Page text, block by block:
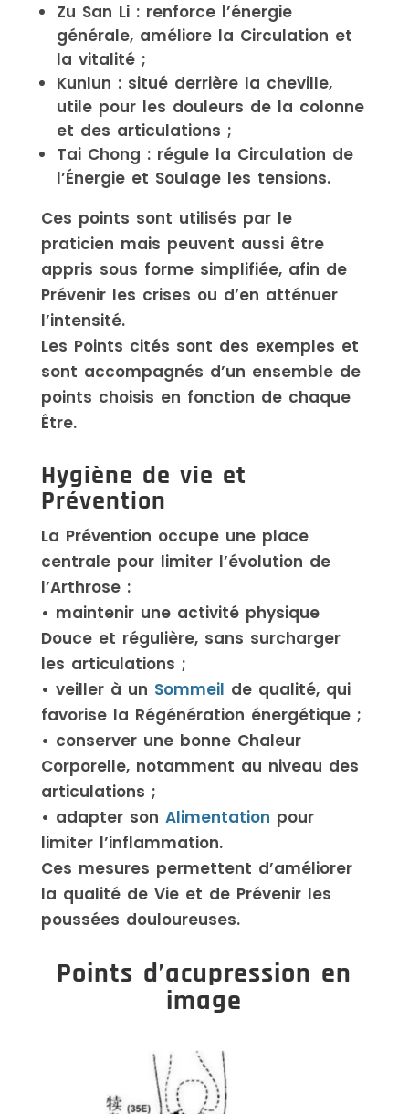
Zu San Li : renforce l’énergie
générale, améliore la Circulation et
la vitalité ;
Kunlun : situé derrière la cheville,
utile pour les douleurs de la colonne
et des articulations ;
Tai Chong : régule la Circulation de
l’Énergie et Soulage les tensions.
Ces points sont utilisés par le
praticien mais peuvent aussi être
appris sous forme simplifiée, afin de
Prévenir les crises ou d’en atténuer
l’intensité.
Les Points cités sont des exemples et
sont accompagnés d’un ensemble de
points choisis en fonction de chaque
Être.
Hygiène de vie et
Prévention
La Prévention occupe une place
centrale pour limiter l’évolution de
l’Arthrose :
• maintenir une activité physique
Douce et régulière, sans surcharger
les articulations ;
• veiller à un Sommeil de qualité, qui
favorise la Régénération énergétique ;
• conserver une bonne Chaleur
Corporelle, notamment au niveau des
articulations ;
• adapter son Alimentation pour
limiter l’inflammation.
Ces mesures permettent d’améliorer
la qualité de Vie et de Prévenir les
poussées douloureuses.
Points d’acupression en
image